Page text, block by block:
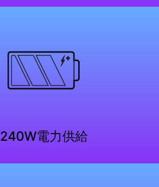
240W電力供給